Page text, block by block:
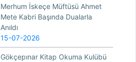
Merhum İskeçe Müftüsü Ahmet
Mete Kabri Başında Dualarla
Anıldı
15-07-2026
Gökçepınar Kitap Okuma Kulübü